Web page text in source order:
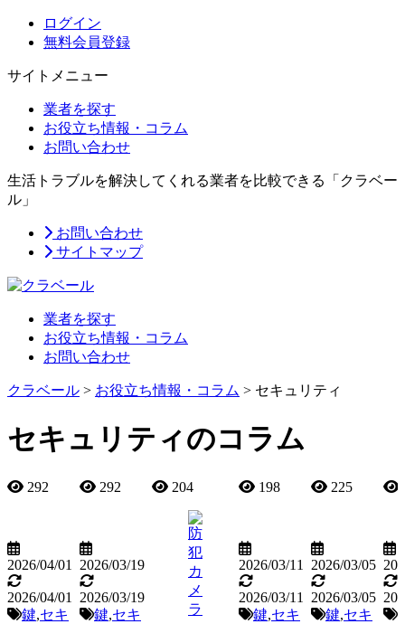
ログイン
無料会員登録
サイトメニュー
業者を探す
お役立ち情報・コラム
お問い合わせ
生活トラブルを解決してくれる業者を比較できる「クラベー
ル」
お問い合わせ
サイトマップ
業者を探す
お役立ち情報・コラム
お問い合わせ
クラベール > お役立ち情報・コラム > セキュリティ
セキュリティのコラム
292
2026/04/01
2026/04/01
鍵,セキ
292
2026/03/19
2026/03/19
鍵,セキ
204 198
2026/03/11
2026/03/11
鍵,セキ
225
2026/03/05
2026/03/05
鍵,セキ